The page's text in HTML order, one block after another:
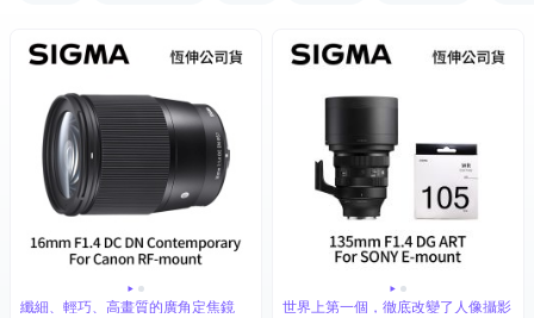
纖細、輕巧、高畫質的廣角定焦鏡 世界上第一個，徹底改變了人像攝影